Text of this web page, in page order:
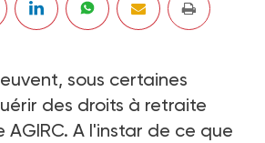
sous certaines
des droits à retraite
AGIRC. A l'instar de ce que